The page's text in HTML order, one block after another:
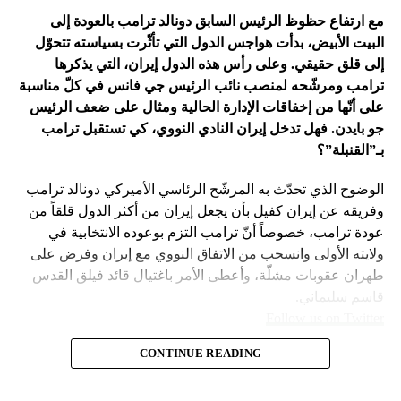
فتح باباً كبيراً على تحوّلات جذرية في السياسة الأميركية وتعاطي
إسرائيل معها، أبرزها:
– نهاية عهد منظومة حوله آمنت بإمكان الاتفاق مع إيران. وهي
امتداد لعهد باراك أوباما واتفاقه مع طهران على الملف النووي
مع ارتفاع حظوظ الرئيس السابق دونالد ترامب بالعودة إلى
البيت الأبيض، بدأت هواجس الدول التي تأثّرت بسياسته تتحوّل
إلى قلق حقيقي. وعلى رأس هذه الدول إيران، التي يذكرها
ترامب ومرشّحه لمنصب نائب الرئيس جي فانس في كلّ مناسبة
على أنّها من إخفاقات الإدارة الحالية ومثال على ضعف الرئيس
جو بايدن. فهل تدخل إيران النادي النووي، كي تستقبل ترامب
بـ”القنبلة”؟
الوضوح الذي تحدّث به المرشّح الرئاسي الأميركي دونالد ترامب
وفريقه عن إيران كفيل بأن يجعل إيران من أكثر الدول قلقاً من
عودة ترامب، خصوصاً أنّ ترامب التزم بوعوده الانتخابية في
ولايته الأولى وانسحب من الاتفاق النووي مع إيران وفرض على
طهران عقوبات مشلّة، وأعطى الأمر باغتيال قائد فيلق القدس
مع ارتفاع حظوظ الرئيس السابق
CONTINUE READING